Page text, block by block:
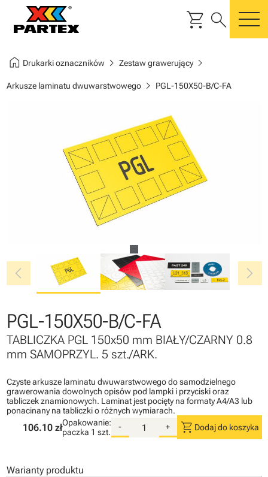
shopping_cart search
home Drukarki oznacznikówchevron_right Zestaw grawerującychevron_right
Arkusze laminatu dwuwarstwowegochevron_right PGL-150X50-B/C-FA
chevron_left chevron_right
PGL-150X50-B/C-FA
TABLICZKA PGL 150x50 mm BIAŁY/CZARNY 0.8
mm SAMOPRZYL. 5 szt./ARK.
Czyste arkusze laminatu dwuwarstwowego do samodzielnego
grawerowania dowolnych opisów pod lampki i przyciski oraz
tabliczek znamionowych. Laminat jest pocięty na formaty A4/A3 lub
ponacinany na tabliczki o różnych wymiarach.
106.10 złOpakowanie:
paczka 1 szt.
- + shopping_cart Dodaj do koszyka
Warianty produktu